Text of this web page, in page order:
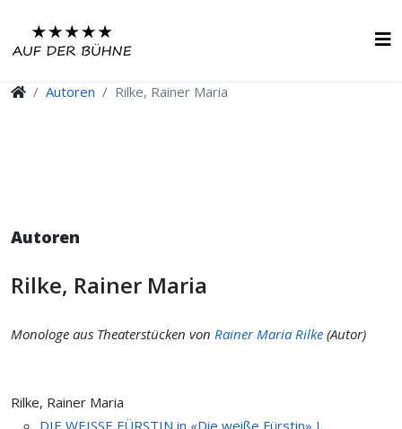
Autoren Rilke, Rainer Maria
Autoren
Rilke, Rainer Maria
Monologe aus Theaterstücken von Rainer Maria Rilke (Autor)
Rilke, Rainer Maria
DIE WEISSE FÜRSTIN in «Die weiße Fürstin» I.